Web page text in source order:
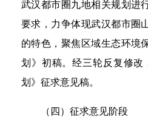
武汉都市圈九地相关规划进
要求，力争体现武汉都市圈
的特色，聚焦区域生态环境
划》初稿。经三轮反复修改
划》征求意见稿。
（四）征求意见阶段